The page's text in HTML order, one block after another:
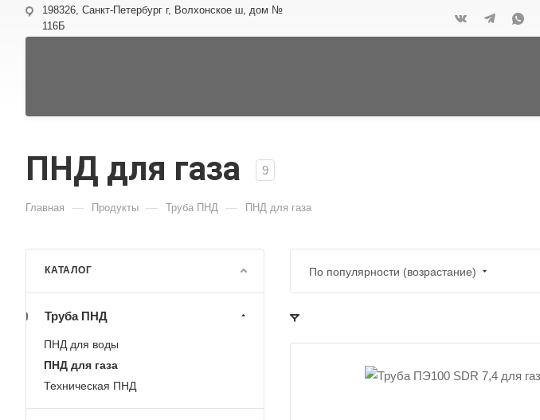
198326, Санкт-Петербург г, Волхонское ш, дом №
116Б
ПНД для газа 9
Главная — Продукты — Труба ПНД — ПНД для газа
По популярности (возрастание)
КАТАЛОГ
Труба ПНД
ПНД для воды
ПНД для газа
Техническая ПНД